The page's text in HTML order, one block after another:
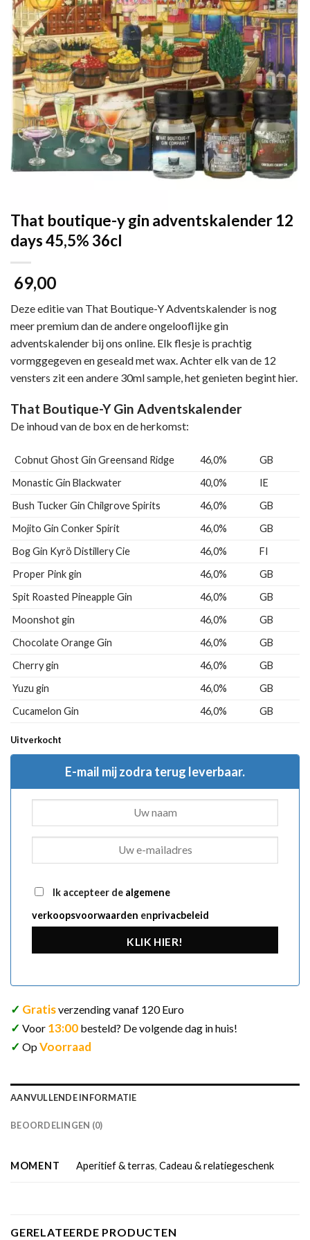
That boutique-y gin adventskalender 12
days 45,5% 36cl
69,00
Deze editie van That Boutique-Y Adventskalender is nog
meer premium dan de andere ongelooflijke gin
adventskalender bij ons online. Elk flesje is prachtig
vormggegeven en geseald met wax. Achter elk van de 12
vensters zit een andere 30ml sample, het genieten begint hier.
That Boutique-Y Gin Adventskalender
De inhoud van de box en de herkomst:
Cobnut Ghost Gin Greensand Ridge 46,0%
GB
Monastic Gin Blackwater
40,0%
IE
Bush Tucker Gin Chilgrove Spirits
46,0%
GB
Mojito Gin Conker Spirit
46,0%
GB
Bog Gin Kyrö Distillery Cie
46,0%
FI
Proper Pink gin
46,0%
GB
Spit Roasted Pineapple Gin
46,0%
GB
Moonshot gin
46,0%
GB
Chocolate Orange Gin
46,0%
GB
Cherry gin
46,0%
GB
Yuzu gin
46,0%
GB
Cucamelon Gin
46,0% GB
Uitverkocht
E-mail mij zodra terug leverbaar.
Ik accepteer de algemene
verkoopsvoorwaarden enprivacbeleid
KLIK HIER!
✓ Gratisverzending vanaf 120 Euro
✓ Voor 13:00 besteld? De volgende dag in huis!
✓ OpVoorraad
AANVULLENDE INFORMATIE
BEOORDELINGEN (0)
MOMENT Aperitief & terras,Cadeau & relatiegeschenk
GERELATEERDE PRODUCTEN